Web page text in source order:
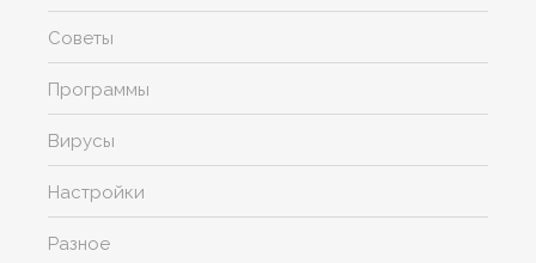
Советы
Программы
Вирусы
Настройки
Разное